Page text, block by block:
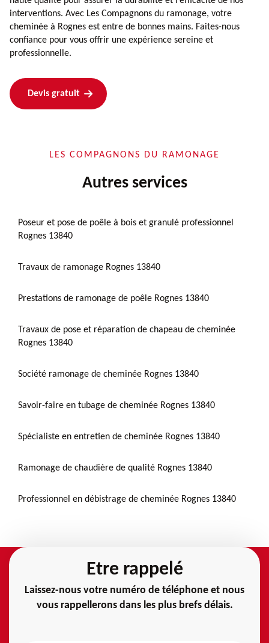
interventions. Avec Les Compagnons du ramonage, votre
cheminée à Rognes est entre de bonnes mains. Faites-nous
confiance pour vous offrir une expérience sereine et
professionnelle.
Devis gratuit
LES COMPAGNONS DU RAMONAGE
Autres services
Poseur et pose de poêle à bois et granulé professionnel
Rognes 13840
Travaux de ramonage Rognes 13840
Prestations de ramonage de poêle Rognes 13840
Travaux de pose et réparation de chapeau de cheminée
Rognes 13840
Société ramonage de cheminée Rognes 13840
Savoir-faire en tubage de cheminée Rognes 13840
Spécialiste en entretien de cheminée Rognes 13840
Ramonage de chaudière de qualité Rognes 13840
Professionnel en débistrage de cheminée Rognes 13840
Etre rappelé
Laissez-nous votre numéro de téléphone et nous
vous rappellerons dans les plus brefs délais.